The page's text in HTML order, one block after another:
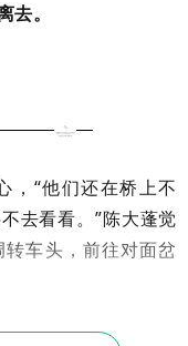
。
，“他们还在桥上不
去看看。”陈大蓬觉
车头，前往对面岔